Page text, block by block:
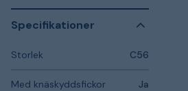
Specifikationer
Storlek C56
Med knäskyddsfickor Ja